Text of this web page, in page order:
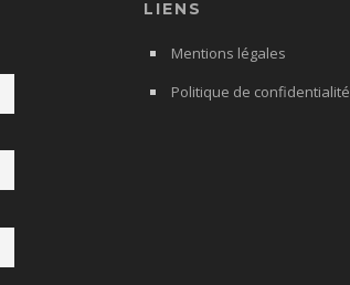
LIENS
Mentions légales
Politique de confidentialité